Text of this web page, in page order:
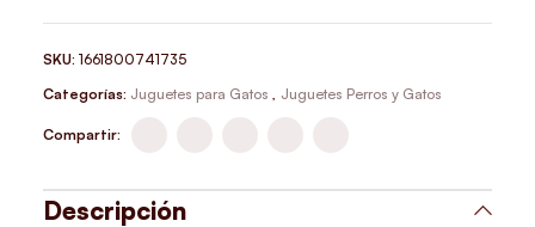
SKU:1661800741735
Categorías: Juguetes para Gatos Juguetes Perros y Gatos
Compartir:
Descripción